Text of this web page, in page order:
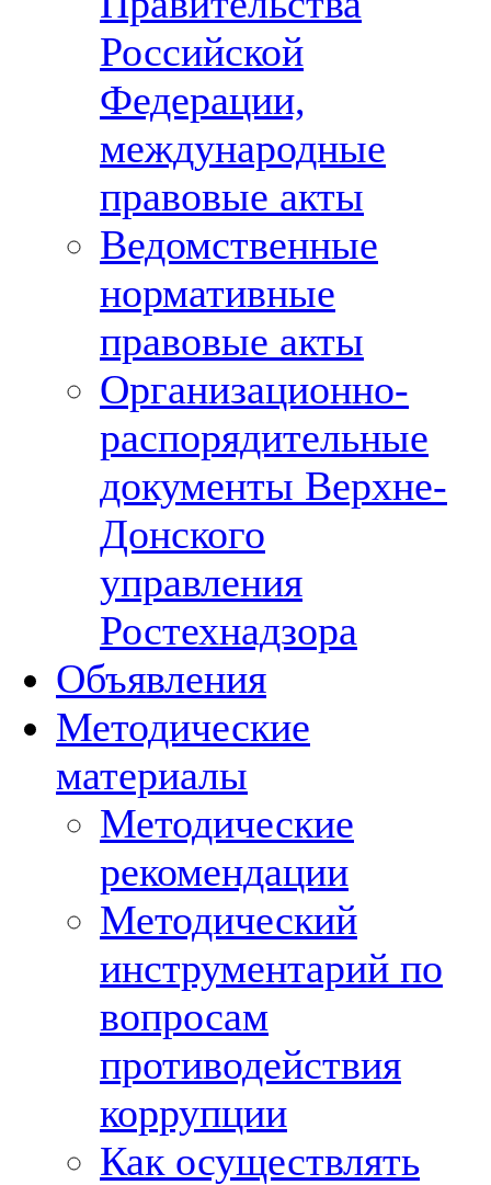
Российской
Федерации,
международные
правовые акты
Ведомственные
нормативные
правовые акты
Организационно-
распорядительные
документы Верхне-
Донского
управления
Ростехнадзора
Объявления
Методические
материалы
Методические
рекомендации
Методический
инструментарий по
вопросам
противодействия
коррупции
Как осуществлять